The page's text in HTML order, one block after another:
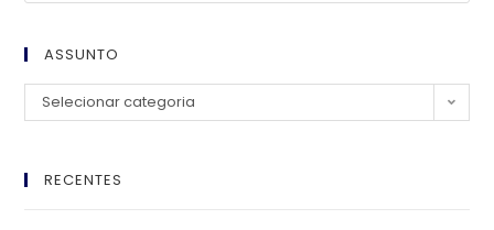
ASSUNTO
Selecionar categoria
RECENTES